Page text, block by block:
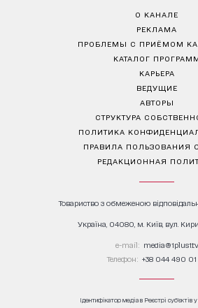
О КАНАЛЕ
РЕКЛАМА
ПРОБЛЕМЫ С ПРИЁМОМ
КАТАЛОГ
КАРЬЕРА
ВЕДУЩИЕ
АВТОРЫ
СТРУКТУРА
ПОЛИТИКА
ПРАВИЛА ПОЛЬЗОВАНИЯ
РЕДАКЦИОННАЯ
Товариство з обмеженою
Україна, 04080, м. Київ, вул.
е-mail: media@1plus1.tv
Телефон: +38 044 490 01
Ідентифікатор медіа в Реєстрі суб’єктів